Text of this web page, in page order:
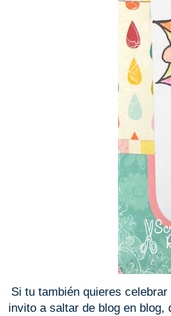
Si tu también quieres
invito a saltar de blog en blog,